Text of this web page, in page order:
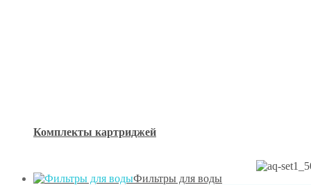
Комплекты картриджей
Фильтры для воды